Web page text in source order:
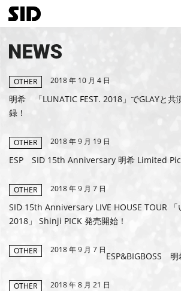
NEWS
MOVIES
MEDIA
FAQ
OTHER 2018 年 10 月 4 日
明希 「LUNATIC FEST. 2018」でGLAYと共
録！
OTHER 2018 年 9 月 19 日
ESP SID 15th Anniversary 明希 Limited
OTHER 2018 年 9 月 7 日
SID 15th Anniversary LIVE HOUSE TOUR
2018」 Shinji PICK 発売開始！
OTHER 2018 年 9 月 7 日
ESP&BIGBOSS 明
OTHER 2018 年 8 月 21 日